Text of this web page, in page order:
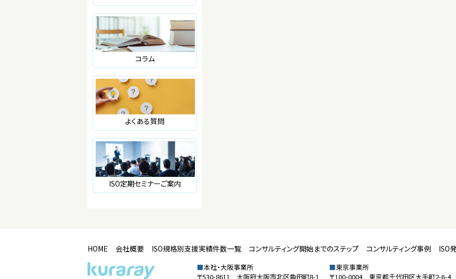
コラム
よくある質問
ISO定期セミナーご案内
HOME 会社概要 ISO規格別支援実績件数一覧 コンサルティング開始までのステップ コンサルティング事例 ISO
■本社・大阪事業所
〒530-8611 大阪府大阪市北区角田町8-1
■東京事業所
〒100-0004 東京都千代田区大手町2-6-4